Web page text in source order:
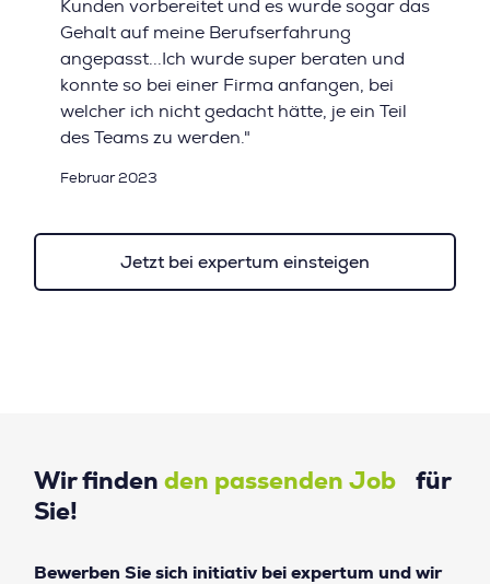
Kunden vorbereitet und es wurde sogar das
Gehalt auf meine Berufserfahrung
angepasst...Ich wurde super beraten und
konnte so bei einer Firma anfangen, bei
welcher ich nicht gedacht hätte, je ein Teil
des Teams zu werden."
Februar 2023
Jetzt bei expertum einsteigen
Wir finden den passenden Job für
Sie!
Bewerben Sie sich initiativ bei expertum und wir